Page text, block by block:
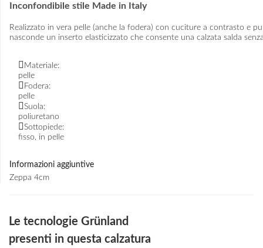
Inconfondibile stile Made in Italy
Realizzato in vera pelle (anche la fodera) con cuciture a contrasto e
nasconde un inserto elasticizzato che consente una calzata salda
Materiale:
pelle
Fodera:
pelle
Suola:
poliuretano
Sottopiede:
fisso, in pelle
Informazioni aggiuntive
Zeppa 4cm
Le tecnologie Grünland
presenti in questa calzatura